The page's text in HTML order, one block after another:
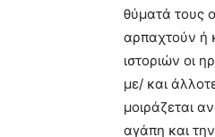
θύματά τους
αρπαχτούν ή
ιστοριών οι
με/ και
μοιράζεται
αγάπη και